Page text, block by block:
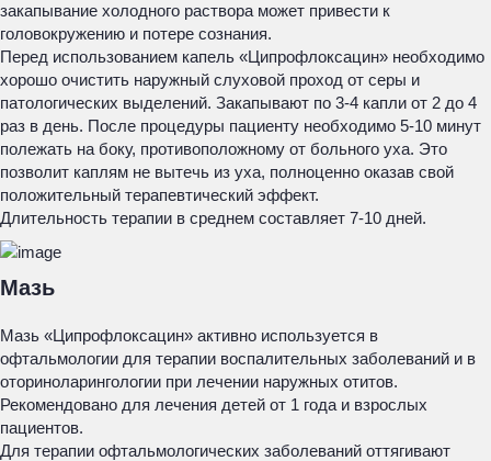
закапывание холодного раствора может привести к
головокружению и потере сознания.
Перед использованием капель «Ципрофлоксацин» необходимо
хорошо очистить наружный слуховой проход от серы и
патологических выделений. Закапывают по 3-4 капли от 2 до 4
раз в день. После процедуры пациенту необходимо 5-10 минут
полежать на боку, противоположному от больного уха. Это
позволит каплям не вытечь из уха, полноценно оказав свой
положительный терапевтический эффект.
Длительность терапии в среднем составляет 7-10 дней.
Мазь
Мазь «Ципрофлоксацин» активно используется в
офтальмологии для терапии воспалительных заболеваний и в
оториноларингологии при лечении наружных отитов.
Рекомендовано для лечения детей от 1 года и взрослых
пациентов.
Для терапии офтальмологических заболеваний оттягивают